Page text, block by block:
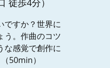
徒歩4分）
ですか？世界に
う。作曲のコツ
な感覚で創作に
50min）